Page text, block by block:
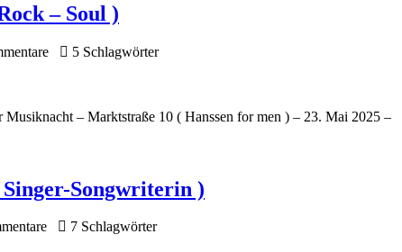
– Soul )
5 Schlagwörter
– Marktstraße 10 ( Hanssen for men ) – 23. Mai 2025 –
Songwriterin )
7 Schlagwörter